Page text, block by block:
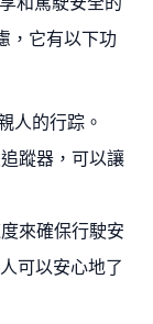
，它有以下功
人的行踪。
蹤器，可以讓
來確保行駛安
可以安心地了